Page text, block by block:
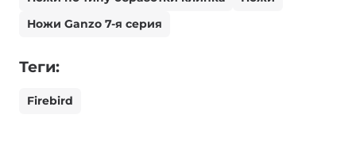
Ножи Ganzo 7-я серия
Теги:
Firebird